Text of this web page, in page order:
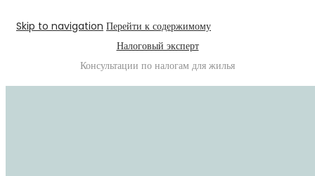
Skip to navigation Перейти к содержимому
Налоговый эксперт
Консультации по налогам для жилья